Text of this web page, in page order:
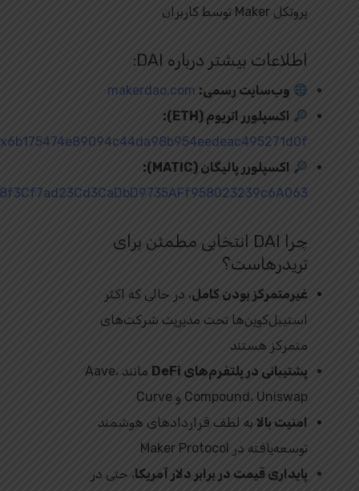
پروتکل Maker توسط کاربران
اطلاعات بیشتر درباره DAI:
وب‌سایت رسمی: makerdao.com
اکسپلورر اتریوم (ETH):
اکسپلورر پالیگان (MATIC):
چرا DAI انتخابی مطمئن برای
تریدرهاست؟
غیرمتمرکز بودن کامل، در حالی که اکثر
استیبل‌کوین‌ها تحت مدیریت شرکت‌های
متمرکز هستند
پشتیبانی در پلتفرم‌های DeFi
مانند Aave،
Compound، Uniswap و Curve
امنیت بالا به لطف قراردادهای هوشمند
توسعه‌یافته در Maker Protocol
پایداری قیمت در برابر دلار آمریکا، حتی در